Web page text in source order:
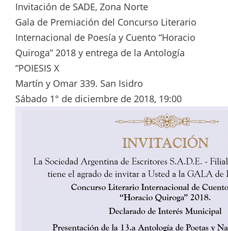
Invitación de SADE, Zona Norte
Gala de Premiación del Concurso Literario
Internacional de Poesía y Cuento “Horacio
Quiroga” 2018 y entrega de la Antología
“POIESIS X
Martín y Omar 339. San Isidro
Sábado 1° de diciembre de 2018, 19:00